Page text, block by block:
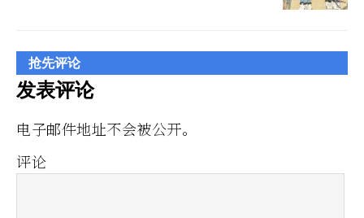
抢先评论
发表评论
电子邮件地址不会被公开。
评论